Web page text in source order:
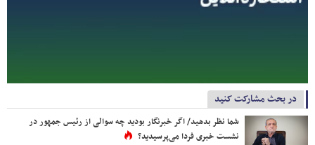
در بحث مشارکت کنید
شما نظر بدهید/ اگر خبرنگار بودید چه سوالی از رئیس جمهور در
نشست خبری فردا می‌پرسیدید؟